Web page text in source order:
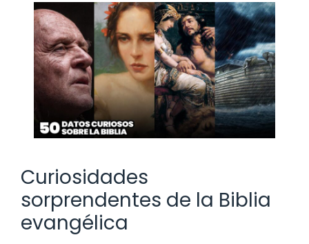
Curiosidades
sorprendentes de la Biblia
evangélica